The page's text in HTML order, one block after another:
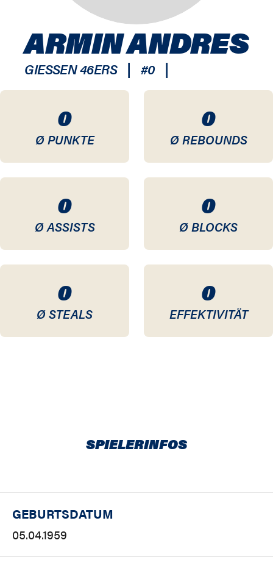
0
Ø PUNKTE
0
Ø REBOUNDS
0
Ø ASSISTS
0
Ø BLOCKS
0
Ø STEALS
0
EFFEKTIVITÄT
ARMIN ANDRES
GIESSEN 46ERS | #0 |
SPIELERINFOS
GEBURTSDATUM
05.04.1959